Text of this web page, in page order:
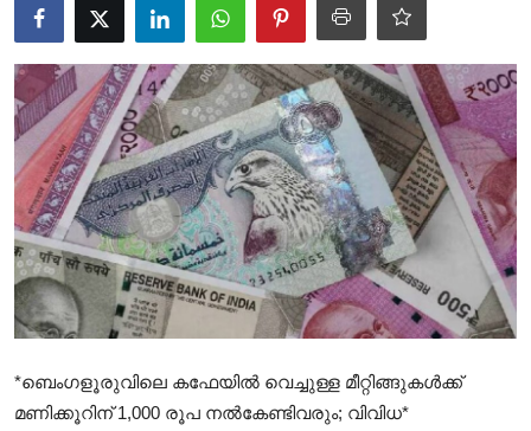
Health
Cinema
Crime
Gulf
*ബെംഗളൂരുവിലെ കഫേയിൽ വെച്ചുള്ള മീറ്റിങ്ങുകൾക്ക്
മണിക്കൂറിന് 1,000 രൂപ നൽകേണ്ടിവരും; വിവിധ*